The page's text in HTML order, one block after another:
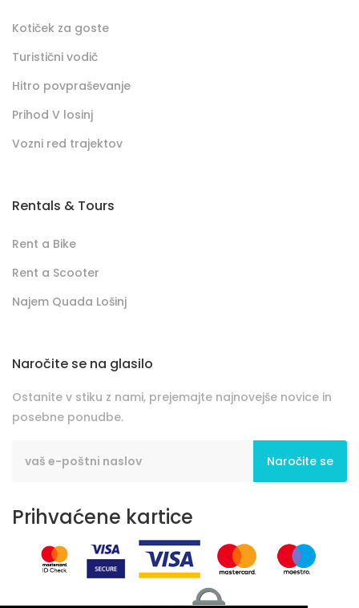
Kotiček za goste
Turistični vodič
Hitro povpraševanje
Prihod V losinj
Vozni red trajektov
Rentals & Tours
Rent a Bike
Rent a Scooter
Najem Quada Lošinj
Naročite se na glasilo
Ostanite v stiku z nami, prejemajte najnovejše novice in
posebne ponudbe.
Naročite se
Prihvaćene kartice